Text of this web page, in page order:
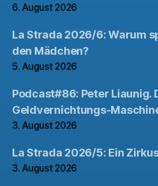
6. August 2026
La Strada 2026/6: Warum
den Mädchen?
5. August 2026
Podcast#86: Peter Liaunig.
Geldvernichtungs-
3. August 2026
La Strada 2026/5: Ein
3. August 2026